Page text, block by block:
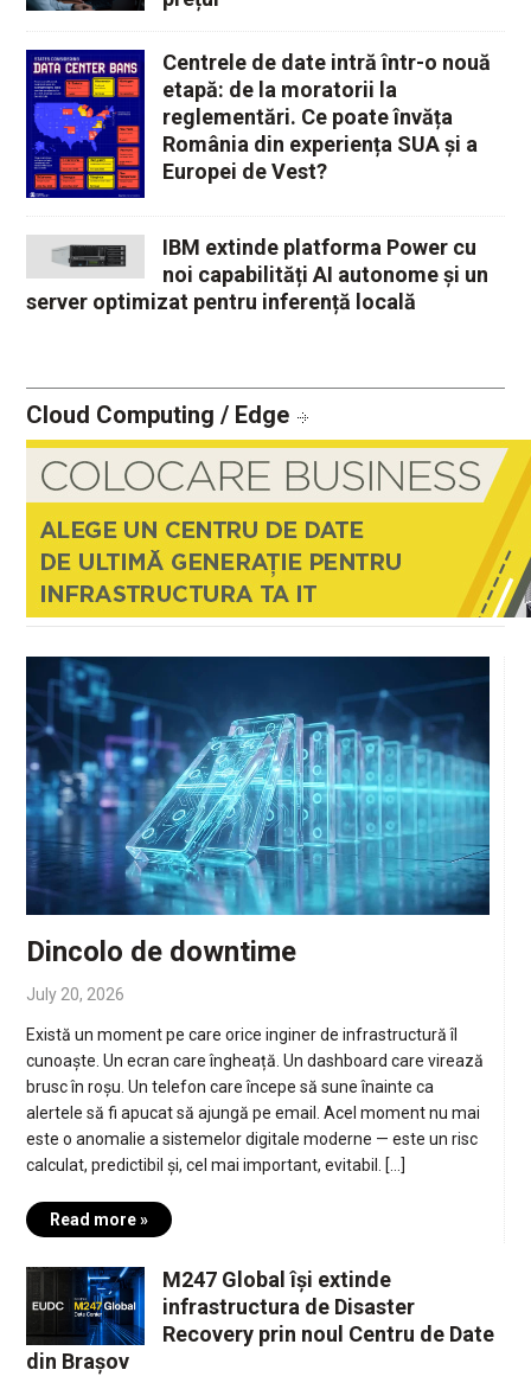
Centrele de date intră într-o nouă
etapă: de la moratorii la
reglementări. Ce poate învăța
România din experiența SUA și a
Europei de Vest?
IBM extinde platforma Power cu
noi capabilități AI autonome și un
server optimizat pentru inferență locală
Cloud Computing / Edge
Dincolo de downtime
July 20, 2026
Există un moment pe care orice inginer de infrastructură îl
cunoaște. Un ecran care îngheață. Un dashboard care virează
brusc în roșu. Un telefon care începe să sune înainte ca
alertele să fi apucat să ajungă pe email. Acel moment nu mai
este o anomalie a sistemelor digitale moderne — este un risc
calculat, predictibil și, cel mai important, evitabil. […]
Read more »
M247 Global își extinde
infrastructura de Disaster
Recovery prin noul Centru de Date
din Brașov